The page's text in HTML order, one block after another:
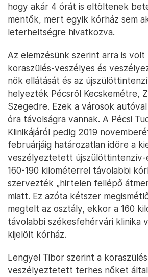
hogy akár 4 órát is eltöltenek
mentők, mert egyik kórház sem
leterheltségre hivatkozva.
Az elemzésünk szerint arra is
koraszülés-veszélyes és
nők ellátását és az
helyezték Pécsről Kecskemétre,
Szegedre. Ezek a városok
óra távolságra vannak. A Pécsi
Klinikájáról pedig 2019
februárjáig határozatlan időre a
veszélyeztetett
160-190 kilométerrel távolabbi
szervezték „hirtelen fellépő
miatt. Ez azóta kétszer
megtelt az osztály, ekkor a 160
távolabbi székesfehérvári klinika
kijelölt kórház.
Lengyel Tibor szerint a
veszélyeztetett terhes nőket